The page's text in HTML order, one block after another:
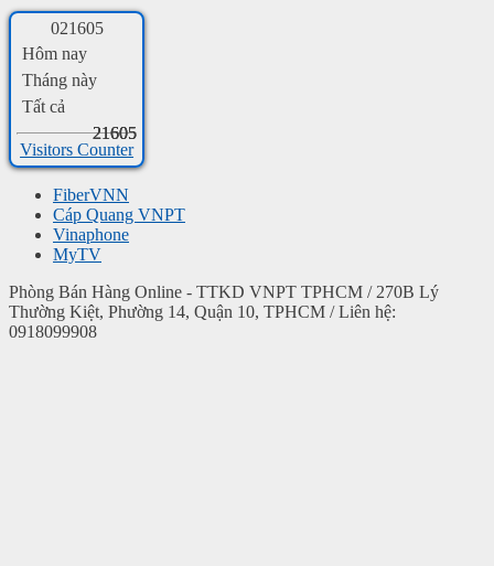
021605
Hôm nay
Tháng này
Tất cả
21605
21605
21605
Visitors Counter
FiberVNN
Cáp Quang VNPT
Vinaphone
MyTV
Phòng Bán Hàng Online - TTKD VNPT TPHCM / 270B Lý
Thường Kiệt, Phường 14, Quận 10, TPHCM / Liên hệ:
0918099908